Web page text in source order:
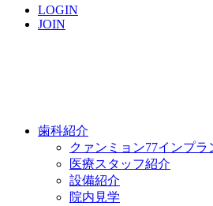
LOGIN
JOIN
歯科紹介
クァンミョン77インプ
医療スタッフ紹介
設備紹介
院内見学